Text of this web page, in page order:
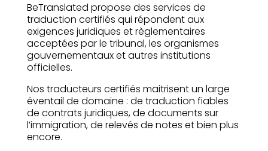
BeTranslated propose des services de
traduction certifiés qui répondent aux
exigences juridiques et règlementaires
acceptées par le tribunal, les organismes
gouvernementaux et autres institutions
officielles.
Nos traducteurs certifiés maitrisent un large
éventail de domaine : de traduction fiables
de contrats juridiques, de documents sur
l’immigration, de relevés de notes et bien plus
encore.